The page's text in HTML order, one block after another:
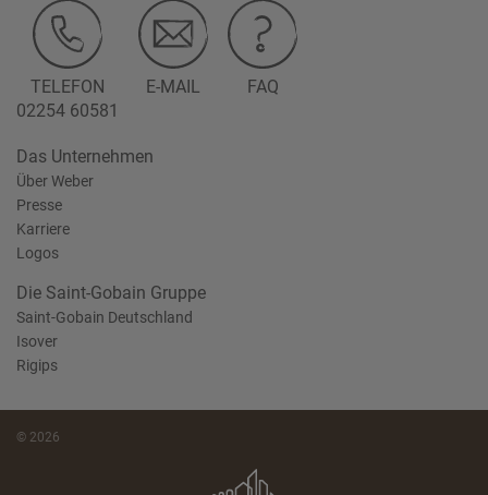
TELEFON
02254 60581
E-MAIL FAQ
Das Unternehmen
Über Weber
Presse
Karriere
Logos
Die Saint-Gobain Gruppe
Saint-Gobain Deutschland
Isover
Rigips
© 2026